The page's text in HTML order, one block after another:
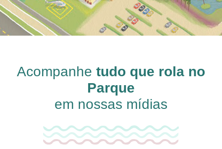
Acompanhe tudo que rola no
Parque
em nossas mídias